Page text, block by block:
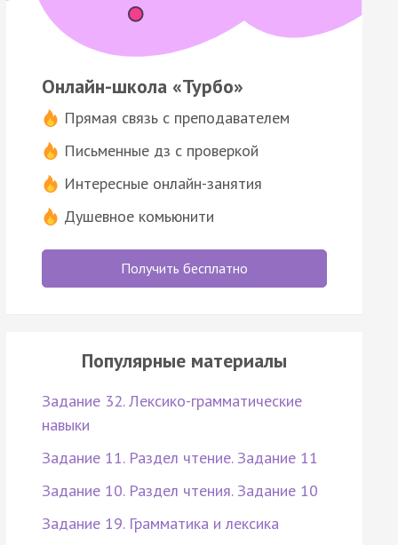
Онлайн-школа «Турбо»
Прямая связь с преподавателем
Письменные дз с проверкой
Интересные онлайн-занятия
Душевное комьюнити
Получить бесплатно
Популярные материалы
Задание 32. Лексико-грамматические
навыки
Задание 11. Раздел чтение. Задание 11
Задание 10. Раздел чтения. Задание 10
Задание 19. Грамматика и лексика